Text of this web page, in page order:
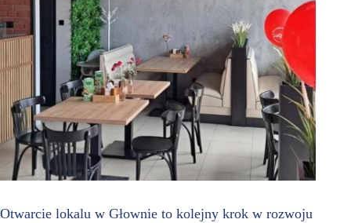
Otwarcie lokalu w Głownie to kolejny krok w rozwoju